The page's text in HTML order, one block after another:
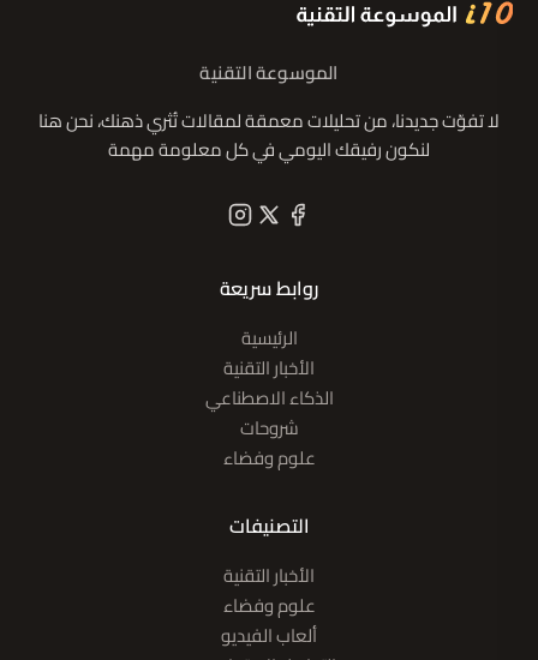
الموسوعة التقنية
لا تفوّت جديدنا، من تحليلات معمقة لمقالات تُثري ذهنك، نحن هنا
لنكون رفيقك اليومي في كل معلومة مهمة
روابط سريعة
الرئيسية
الأخبار التقنية
الذكاء الاصطناعي
شروحات
علوم وفضاء
التصنيفات
الأخبار التقنية
علوم وفضاء
ألعاب الفيديو